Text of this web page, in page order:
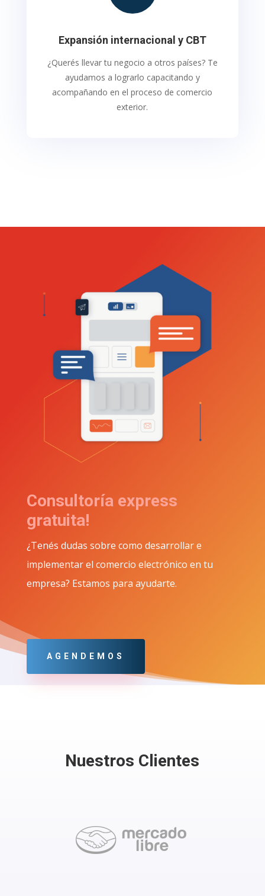
Expansión internacional y CBT
¿Querés llevar tu negocio a otros países? Te
ayudamos a lograrlo capacitando y
acompañando en el proceso de comercio
exterior.
Consultoría express
gratuita!
¿Tenés dudas sobre como desarrollar e
implementar el comercio electrónico en tu
empresa? Estamos para ayudarte.
AGENDEMOS
Nuestros Clientes